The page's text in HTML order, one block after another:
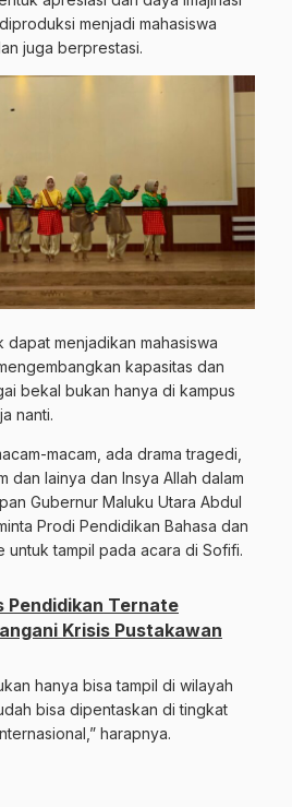
menjadi mahasiswa
juga berprestasi.
menjadikan mahasiswa
kapasitas dan
bekal bukan hanya di kampus
nanti.
macam, ada drama tragedi,
dan lainya dan Insya Allah dalam
Gubernur Maluku Utara Abdul
Prodi Pendidikan Bahasa dan
untuk tampil pada acara di Sofifi.
Pendidikan Ternate
Krisis Pustakawan
hanya bisa tampil di wilayah
bisa dipentaskan di tingkat
harapnya.